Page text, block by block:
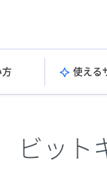
方 使える
ビット